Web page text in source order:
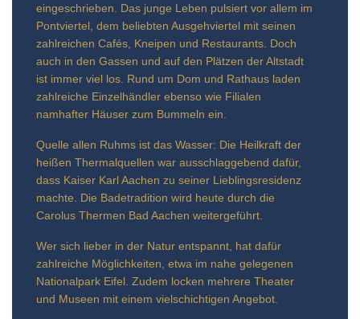
eingeschrieben. Das junge Leben pulsiert vor allem im
Pontviertel, dem beliebten Ausgehviertel mit seinen
zahlreichen Cafés, Kneipen und Restaurants. Doch
auch in den Gassen und auf den Plätzen der Altstadt
ist immer viel los. Rund um Dom und Rathaus laden
zahlreiche Einzelhändler ebenso wie Filialen
namhafter Häuser zum Bummeln ein.
Quelle allen Ruhms ist das Wasser: Die Heilkraft der
heißen Thermalquellen war ausschlaggebend dafür,
dass Kaiser Karl Aachen zu seiner Lieblingsresidenz
machte. Die Badetradition wird heute durch die
Carolus Thermen Bad Aachen weitergeführt.
Wer sich lieber in der Natur entspannt, hat dafür
zahlreiche Möglichkeiten, etwa im nahe gelegenen
Nationalpark Eifel. Zudem locken mehrere Theater
und Museen mit einem vielschichtigen Angebot.